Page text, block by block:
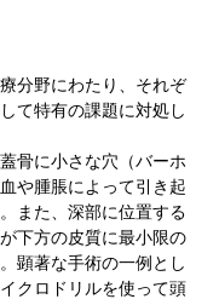
分野にわたり、それぞ
て特有の課題に対処し
骨に小さな穴（バーホ
や腫脹によって引き起
また、深部に位置する
下方の皮質に最小限の
顕著な手術の一例とし
クロドリルを使って頭